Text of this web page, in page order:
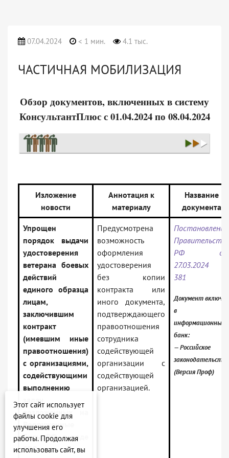
07.04.2024 < 1 мин. 4.1 тыс.
ЧАСТИЧНАЯ МОБИЛИЗАЦИЯ
Обзор документов, включенных в систему
КонсультантПлюс с 01.04.2024 по 08.04.2024
Изложение
новости
Аннотация к
материалу
Название
документа
Упрощен
порядок выдачи
удостоверения
ветерана боевых
действий
единого образца
лицам,
заключившим
контракт
(имевшим иные
правоотношения)
с организациями,
содействующими
выполнению
задач,
возложенных на
Вооруженные
Силы РФ, в ходе
СВО
Предусмотрена
возможность
оформления
удостоверения
без копии
контракта или
иного документа,
подтверждающего
правоотношения
сотрудника
содействующей
организации с
содействующей
организацией.
Постановление
Правительства
РФ от
27.03.2024 N
381
Документ включен
в
информационный
банк:
— Российское
законодательство
(Версия Проф)
Этот сайт использует
файлы cookie для
улучшения его
работы. Продолжая
использовать сайт, вы